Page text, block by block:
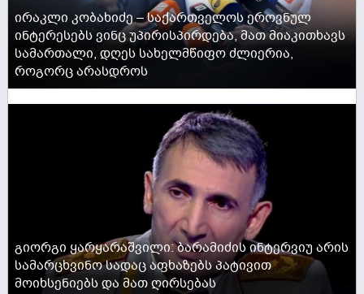
ირაკლი კობახიძე – საქართველოს ეროვნულ
ინტერესებს ვინც უპირისპირდება, მათ მიაკითხავს
სამართალი, დღეს სახელმწიფო ძლიერია,
როგორც არასდროს
გიორგი ყარყარაშვილი: ბარამიძის ინტერვიუ არის
სამარცხვინო სადაც აფხაზებს პატივით
მოიხსენიებს და მათ ღირსებას